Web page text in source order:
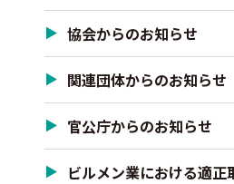
協会からのお知らせ
関連団体からのお知らせ
官公庁からのお知らせ
ビルメン業における適正